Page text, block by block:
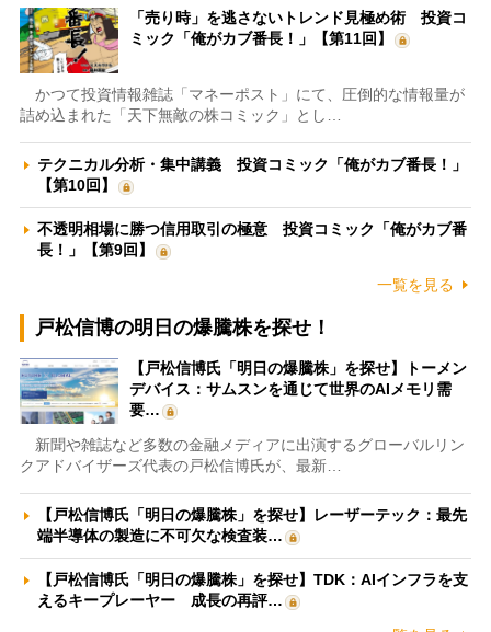
「売り時」を逃さないトレンド見極め術 投資コ
ミック「俺がカブ番長！」【第11回】
かつて投資情報雑誌「マネーポスト」にて、圧倒的な情報量が
詰め込まれた「天下無敵の株コミック」とし…
テクニカル分析・集中講義 投資コミック「俺がカブ番長！」
【第10回】
不透明相場に勝つ信用取引の極意 投資コミック「俺がカブ番
長！」【第9回】
一覧を見る
戸松信博の明日の爆騰株を探せ！
【戸松信博氏「明日の爆騰株」を探せ】トーメン
デバイス：サムスンを通じて世界のAIメモリ需
要…
新聞や雑誌など多数の金融メディアに出演するグローバルリン
クアドバイザーズ代表の戸松信博氏が、最新…
【戸松信博氏「明日の爆騰株」を探せ】レーザーテック：最先
端半導体の製造に不可欠な検査装…
【戸松信博氏「明日の爆騰株」を探せ】TDK：AIインフラを支
えるキープレーヤー 成長の再評…